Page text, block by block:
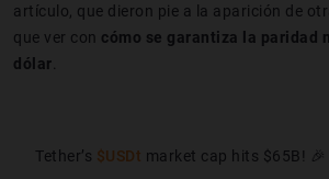
artículo, que dieron pie a la aparición de
que ver con cómo se garantiza la paridad
dólar
Tether’s $USDt market cap hits $65B! 🎉